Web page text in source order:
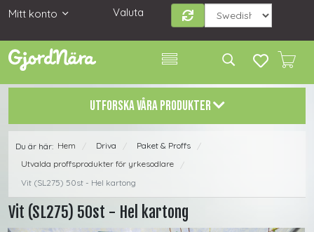
Mitt konto Valuta
UTFORSKA VÅRA PRODUKTER
Du är här: Hem / Driva / Paket & Proffs
/
Utvalda proffsprodukter för yrkesodlare
/
Vit (SL275) 50st - Hel kartong
Vit (SL275) 50st - Hel kartong